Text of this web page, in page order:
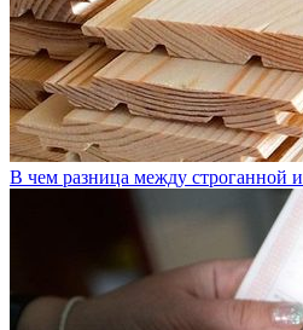
В чем разница между строганной